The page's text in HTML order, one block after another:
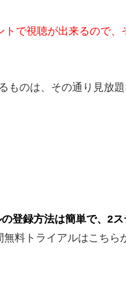
トで視聴が出来るので
ものは、その通り見放
登録方法は簡単で、2
無料トライアルはこちら